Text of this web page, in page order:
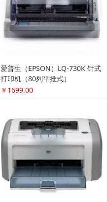
爱普生（EPSON）LQ-730K 针式
打印机（80列平推式）
￥1699.00